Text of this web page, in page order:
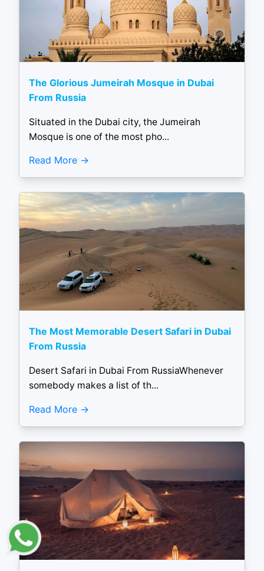
The Glorious Jumeirah Mosque in Dubai
From Russia
Situated in the Dubai city, the Jumeirah
Mosque is one of the most pho...
Read More
The Most Memorable Desert Safari in Dubai
From Russia
Desert Safari in Dubai From RussiaWhenever
somebody makes a list of th...
Read More